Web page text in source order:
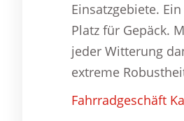
Einsatzgebiete.
Platz für Gepäck.
jeder Witterung
extreme
Fahrradgeschäft